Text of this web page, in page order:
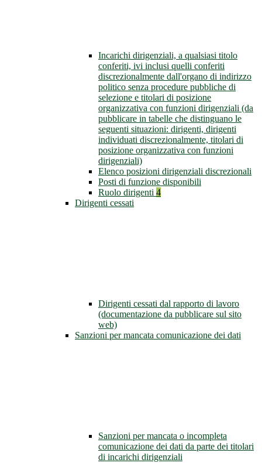
Incarichi dirigenziali, a qualsiasi titolo
conferiti, ivi inclusi quelli conferiti
discrezionalmente dall'organo di indirizzo
politico senza procedure pubbliche di
selezione e titolari di posizione
organizzativa con funzioni dirigenziali (da
pubblicare in tabelle che distinguano le
seguenti situazioni: dirigenti, dirigenti
individuati discrezionalmente, titolari di
posizione organizzativa con funzioni
dirigenziali)
Elenco posizioni dirigenziali discrezionali
Posti di funzione disponibili
Ruolo dirigenti 4
Dirigenti cessati
Dirigenti cessati dal rapporto di lavoro
(documentazione da pubblicare sul sito
web)
Sanzioni per mancata comunicazione dei dati
Sanzioni per mancata o incompleta
comunicazione dei dati da parte dei titolari
di incarichi dirigenziali